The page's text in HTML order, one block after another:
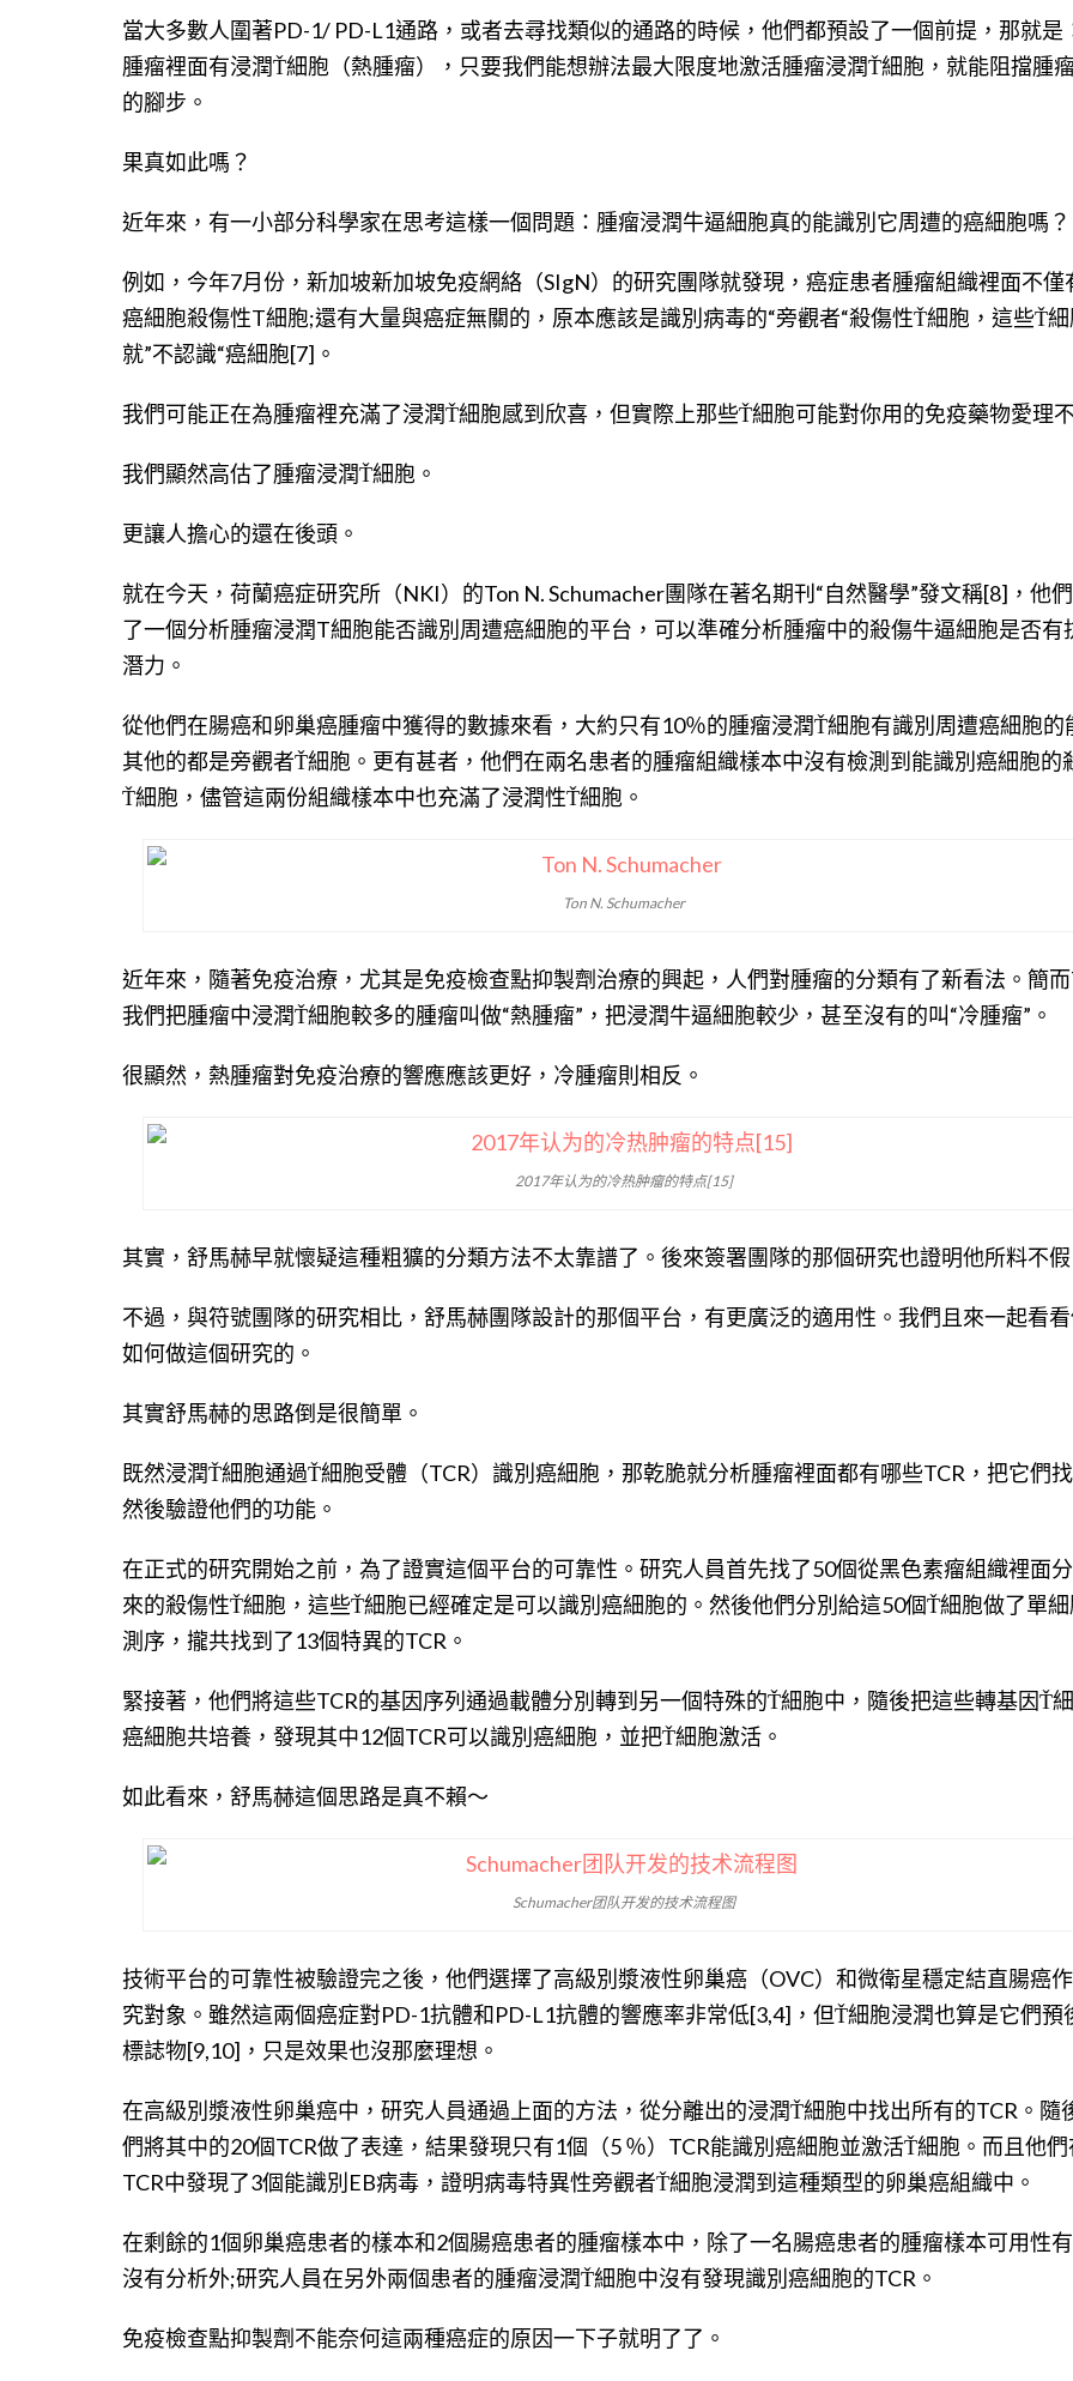
當大多數人圍著PD-1/ PD-L1通路，或者去尋找類似的通路的時候，他們都預設了一個前提，那就是
腫瘤裡面有浸潤Ť細胞（熱腫瘤），只要我們能想辦法最大限度地激活腫瘤浸潤Ť細胞，就能阻擋腫
的腳步。
果真如此嗎？
近年來，有一小部分科學家在思考這樣一個問題：腫瘤浸潤牛逼細胞真的能識別它周遭的癌細胞嗎？
例如，今年7月份，新加坡新加坡免疫網絡（SIgN）的研究團隊就發現，癌症患者腫瘤組織裡面不僅
癌細胞殺傷性T細胞;還有大量與癌症無關的，原本應該是識別病毒的“旁觀者“殺傷性Ť細胞，這些Ť
就”不認識“癌細胞[7]。
我們可能正在為腫瘤裡充滿了浸潤Ť細胞感到欣喜，但實際上那些Ť細胞可能對你用的免疫藥物愛理
我們顯然高估了腫瘤浸潤Ť細胞。
更讓人擔心的還在後頭。
就在今天，荷蘭癌症研究所（NKI）的Ton N. Schumacher團隊在著名期刊“自然醫學”發文稱[8]，他
了一個分析腫瘤浸潤T細胞能否識別周遭癌細胞的平台，可以準確分析腫瘤中的殺傷牛逼細胞是否有
潛力。
從他們在腸癌和卵巢癌腫瘤中獲得的數據來看，大約只有10％的腫瘤浸潤Ť細胞有識別周遭癌細胞的
其他的都是旁觀者Ť細胞。更有甚者，他們在兩名患者的腫瘤組織樣本中沒有檢測到能識別癌細胞的
Ť細胞，儘管這兩份組織樣本中也充滿了浸潤性Ť細胞。
Ton N. Schumacher
近年來，隨著免疫治療，尤其是免疫檢查點抑製劑治療的興起，人們對腫瘤的分類有了新看法。簡而
我們把腫瘤中浸潤Ť細胞較多的腫瘤叫做“熱腫瘤”，把浸潤牛逼細胞較少，甚至沒有的叫“冷腫瘤”。
很顯然，熱腫瘤對免疫治療的響應應該更好，冷腫瘤則相反。
2017年认为的冷热肿瘤的特点[15]
其實，舒馬赫早就懷疑這種粗獷的分類方法不太靠譜了。後來簽署團隊的那個研究也證明他所料不假
不過，與符號團隊的研究相比，舒馬赫團隊設計的那個平台，有更廣泛的適用性。我們且來一起看
如何做這個研究的。
其實舒馬赫的思路倒是很簡單。
既然浸潤Ť細胞通過Ť細胞受體（TCR）識別癌細胞，那乾脆就分析腫瘤裡面都有哪些TCR，把它們找
然後驗證他們的功能。
在正式的研究開始之前，為了證實這個平台的可靠性。研究人員首先找了50個從黑色素瘤組織裡面
來的殺傷性Ť細胞，這些Ť細胞已經確定是可以識別癌細胞的。然後他們分別給這50個Ť細胞做了單細
測序，攏共找到了13個特異的TCR。
緊接著，他們將這些TCR的基因序列通過載體分別轉到另一個特殊的Ť細胞中，隨後把這些轉基因Ť
癌細胞共培養，發現其中12個TCR可以識別癌細胞，並把Ť細胞激活。
如此看來，舒馬赫這個思路是真不賴〜
Schumacher团队开发的技术流程图
技術平台的可靠性被驗證完之後，他們選擇了高級別漿液性卵巢癌（OVC）和微衛星穩定結直腸癌
究對象。雖然這兩個癌症對PD-1抗體和PD-L1抗體的響應率非常低[3,4]，但Ť細胞浸潤也算是它們預
標誌物[9,10]，只是效果也沒那麼理想。
在高級別漿液性卵巢癌中，研究人員通過上面的方法，從分離出的浸潤Ť細胞中找出所有的TCR。隨
們將其中的20個TCR做了表達，結果發現只有1個（5 ％）TCR能識別癌細胞並激活Ť細胞。而且他
TCR中發現了3個能識別EB病毒，證明病毒特異性旁觀者Ť細胞浸潤到這種類型的卵巢癌組織中。
在剩餘的1個卵巢癌患者的樣本和2個腸癌患者的腫瘤樣本中，除了一名腸癌患者的腫瘤樣本可用性有
沒有分析外;研究人員在另外兩個患者的腫瘤浸潤Ť細胞中沒有發現識別癌細胞的TCR。
免疫檢查點抑製劑不能奈何這兩種癌症的原因一下子就明了了。